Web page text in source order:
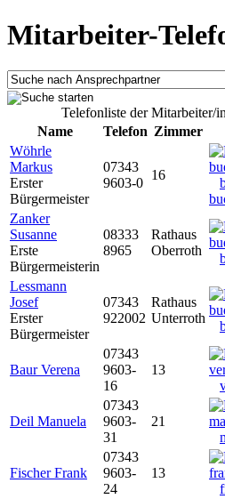
Mitarbeiter-
Telefonliste der Mitarbeiter/
Name
Telefon Zimmer
Wöhrle
Markus
Erster
Bürgermeister
07343
9603-0
16
Zanker
Susanne
Erste
Bürgermeisterin
08333
8965
Rathaus
Oberroth
Lessmann
Josef
Erster
Bürgermeister
07343
922002
Rathaus
Unterroth
Baur Verena
07343
9603-
16
13
Deil Manuela
07343
9603-
31
21
Fischer Frank
07343
9603-
24
13